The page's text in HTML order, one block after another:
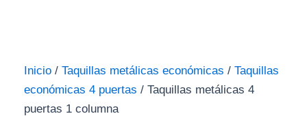
Inicio / Taquillas metálicas económicas / Taquillas
económicas 4 puertas / Taquillas metálicas 4
puertas 1 columna